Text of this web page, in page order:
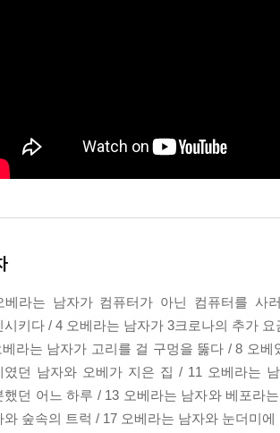
베라는 남자가 컴퓨터가 아닌 컴퓨터를
시키다 / 4 오베라는 남자가 3크로나의 추가
라는 남자가 고리를 걸 구멍을 뚫다 / 8 오
였던 남자와 오베가 지은 집 / 11 오베라는
했던 어느 하루 / 13 오베라는 남자와 베포라
와 숲속의 트럭 / 17 오베라는 남자와 눈더미